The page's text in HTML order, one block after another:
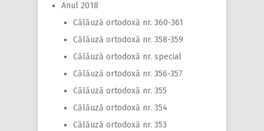
Anul 2018
Călăuză ortodoxă nr. 360-361
Călăuză ortodoxă nr. 358-359
Călăuză ortodoxă nr. special
Călăuză ortodoxă nr. 356-357
Călăuză ortodoxă nr. 355
Călăuză ortodoxă nr. 354
Călăuză ortodoxă nr. 353